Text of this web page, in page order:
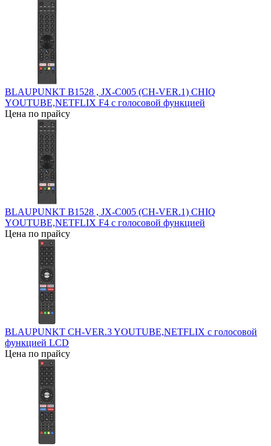
BLAUPUNKT B1528 , JX-C005 (CH-VER.1) CHIQ
YOUTUBE,NETFLIX F4 с голосовой функцией
Цена по прайсу
BLAUPUNKT B1528 , JX-C005 (CH-VER.1) CHIQ
YOUTUBE,NETFLIX F4 с голосовой функцией
Цена по прайсу
BLAUPUNKT CH-VER.3 YOUTUBE,NETFLIX с голосовой
функцией LCD
Цена по прайсу